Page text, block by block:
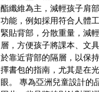
酯纖維為主，減輕孩子肩部的負擔。 護脊設計：好的
功能，例如採用符合人體
緊貼背部，分散重量，減輕脊椎的壓力。 功能
層，方便孩子將課本、文
於靠近背部的隔層，以保持書包的平衡。 安全
擇書包的指南，尤其是在
眼。 專為亞洲兒童設計的品牌：亞洲兒童的身形比例與歐美兒童略有差異，